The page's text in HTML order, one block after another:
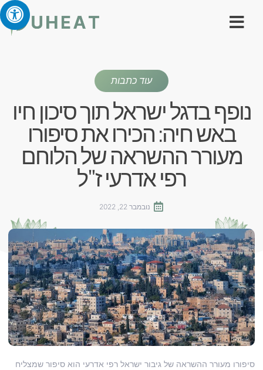
עוד כתבות
נופף בדגל ישראל תוך סיכון חיו
באש חיה: הכירו את סיפורו
מעורר ההשראה של הלוחם
רפי אדרעי ז"ל
נובמבר 22, 2022
סיפורו מעורר ההשראה של גיבור ישראל רפי אדרעי הוא סיפור שמצליח